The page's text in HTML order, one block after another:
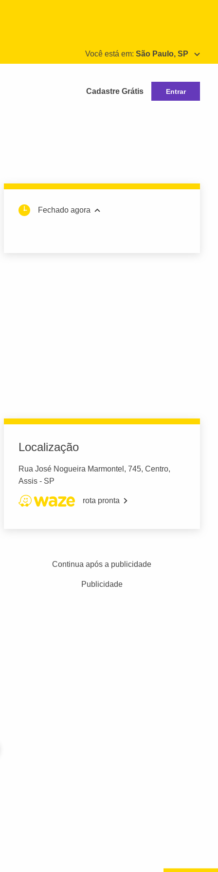
Você está em: São Paulo, SP
Cadastre Grátis Entrar
Fechado agora
Localização
Rua José Nogueira Marmontel, 745, Centro,
Assis - SP
rota pronta
Continua após a publicidade
Publicidade